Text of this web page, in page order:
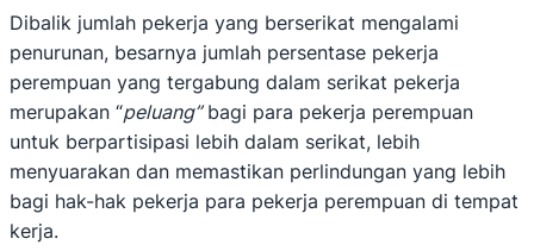
Dibalik jumlah pekerja yang berserikat mengalami
penurunan, besarnya jumlah persentase pekerja
perempuan yang tergabung dalam serikat pekerja
merupakan “peluang”bagi para pekerja perempuan
untuk berpartisipasi lebih dalam serikat, lebih
menyuarakan dan memastikan perlindungan yang lebih
bagi hak-hak pekerja para pekerja perempuan di tempat
kerja.